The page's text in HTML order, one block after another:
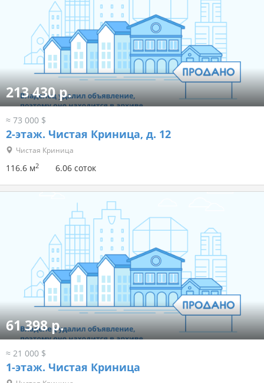
213 430 р.
≈ 73 000 $
2-этаж. Чистая Криница, д. 12
Чистая Криница
116.6 м2 6.06 соток
61 398 р.
≈ 21 000 $
1-этаж. Чистая Криница